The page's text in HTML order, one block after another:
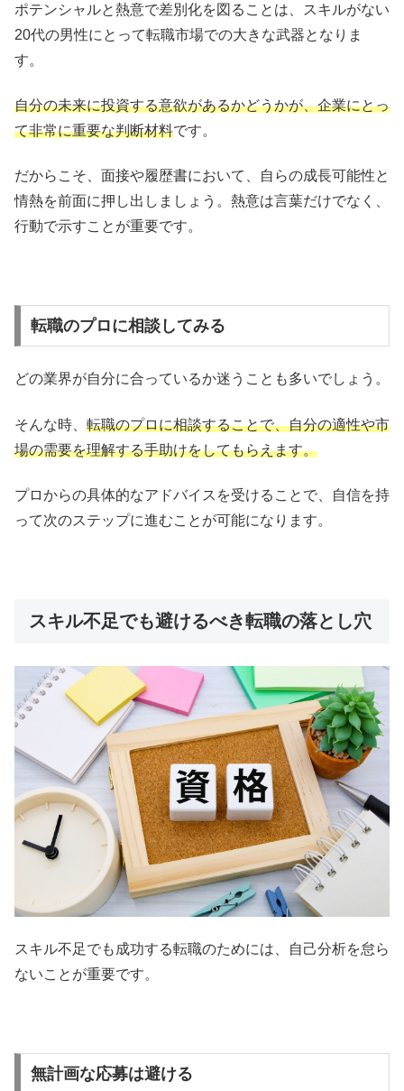
ポテンシャルと熱意で差別化を図ることは、スキルがない
20代の男性にとって転職市場での大きな武器となりま
す。
自分の未来に投資する意欲があるかどうかが、企業にとっ
て非常に重要な判断材料です。
だからこそ、面接や履歴書において、自らの成長可能性と
情熱を前面に押し出しましょう。熱意は言葉だけでなく、
行動で示すことが重要です。
転職のプロに相談してみる
どの業界が自分に合っているか迷うことも多いでしょう。
そんな時、 転職のプロに相談することで、自分の適性や市
場の需要を理解する手助けをしてもらえます。
プロからの具体的なアドバイスを受けることで、自信を持
って次のステップに進むことが可能になります。
スキル不足でも避けるべき転職の落とし穴
スキル不足でも成功する転職のためには、自己分析を怠ら
ないことが重要です。
無計画な応募は避ける